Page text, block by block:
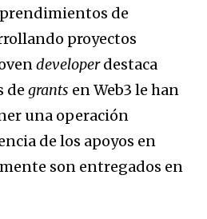
de
proyectos
developerdestaca
de grants en Web3 le han
una operación
de los apoyos en
son entregados en